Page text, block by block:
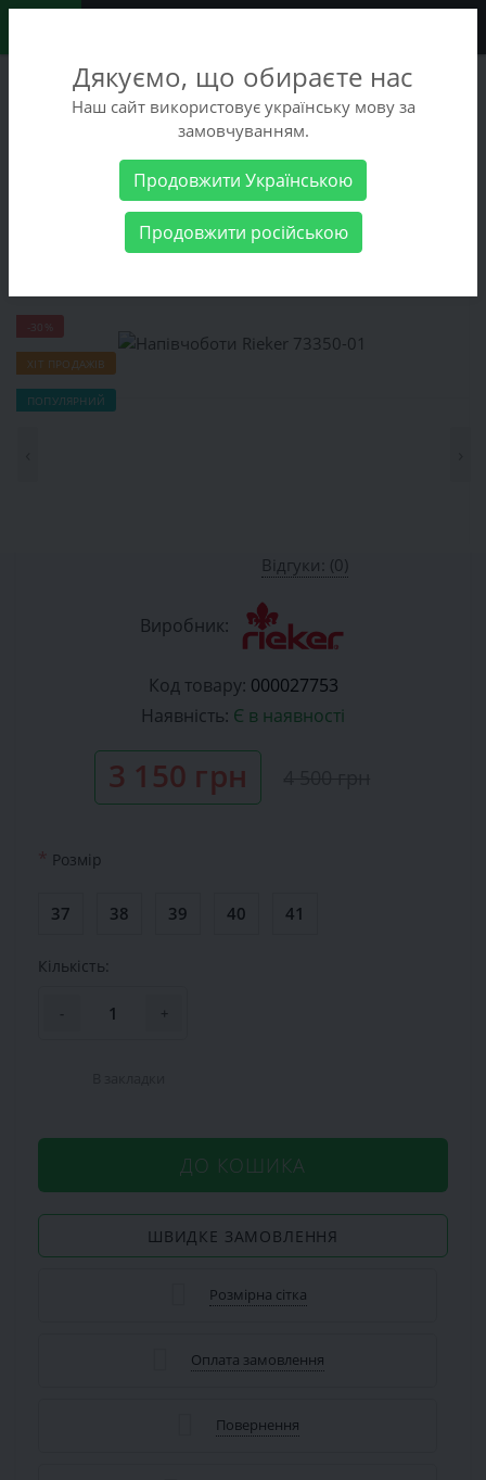
+38 (068) 486-90-09
+38 (093) 486-90-09
Жіночі товари Жіноче взуття Напівчоботи Rieker 73350-01
Напівчоботи Rieker 73350-01
ХІТ ПРОДАЖІВ
ПОПУЛЯРНИЙ
Відгуки: (0)
Виробник:
Код товару: 000027753
Наявність: Є в наявності
3 150 грн
* Розмiр
37 38 39 40 41
Кількість:
- +
ДО КОШИКА
ШВИДКЕ ЗАМОВЛЕННЯ
Розмірна сітка
Оплата замовлення
Повернення
Дякуємо, що обираєте нас
Наш сайт використовує українську мову за
замовчуванням.
Продовжити Українською
Продовжити російською